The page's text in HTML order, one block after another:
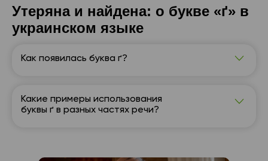
Утеряна и найдена: о букве «ґ» в
украинском языке
Как появилась буква ґ?
появилась в праславянском языке не просто так,
ведь тогда было очень много слов,
Какие примеры использования
буквы ґ в разных частях речи?